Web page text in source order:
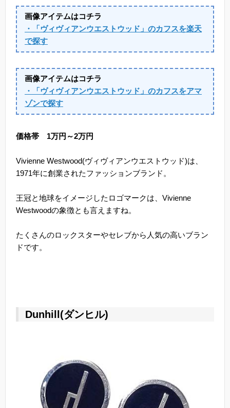
画像アイテムはコチラ
・「ヴィヴィアンウエストウッド」のカフスを楽天
で探す
画像アイテムはコチラ
・「ヴィヴィアンウエストウッド」のカフスをアマ
ゾンで探す
価格帯 1万円～2万円
Vivienne Westwood(ヴィヴィアンウエストウッド)は、
1971年に創業されたファッションブランド。
王冠と地球をイメージしたロゴマークは、Vivienne
Westwoodの象徴とも言えますね。
たくさんのロックスターやセレブから人気の高いブラン
ドです。
Dunhill(ダンヒル)